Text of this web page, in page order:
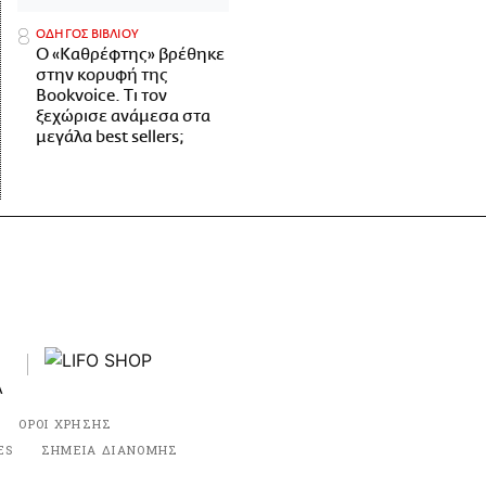
ΟΔΗΓΟΣ ΒΙΒΛΙΟΥ
Ο «Καθρέφτης» βρέθηκε
στην κορυφή της
Bookvoice. Τι τον
ξεχώρισε ανάμεσα στα
μεγάλα best sellers;
ΟΡΟΙ ΧΡΗΣΗΣ
ΣΗΜΕΙΑ ΔΙΑΝΟΜΗΣ